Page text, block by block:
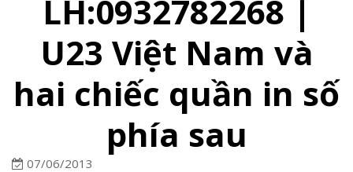
LH:0932782268 |
U23 Việt Nam và
hai chiếc quần in số
phía sau
07/06/2013